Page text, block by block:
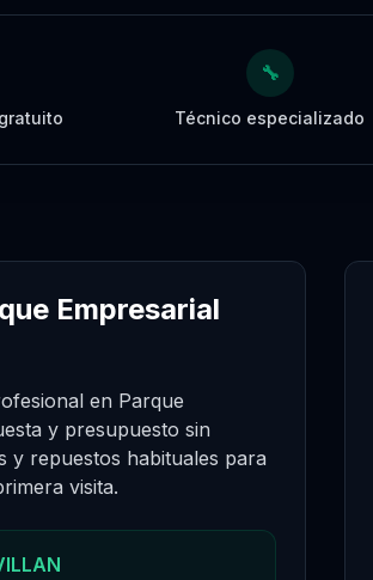
🔧
Técnico especializado
Empresarial
en Parque
y presupuesto sin
y repuestos habituales para
visita.